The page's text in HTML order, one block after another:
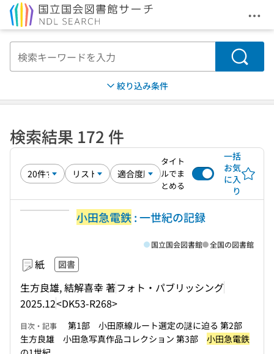
メ
検索
絞り込み条件
検索結果 172 件
タイト
ルでま
とめる
一括
お気
に入
り
小田急電鉄: 一世紀の記録
紙 図書
生方良雄, 結解喜幸 著フォト・パブリッシング
2025.12<DK53-R268>
国立国会図書館 全国の図書館
目次・記事
第1部 小田原線ルート選定の謎に迫る 第2部
生方良雄 小田急写真作品コレクション 第3部 小田急電鉄